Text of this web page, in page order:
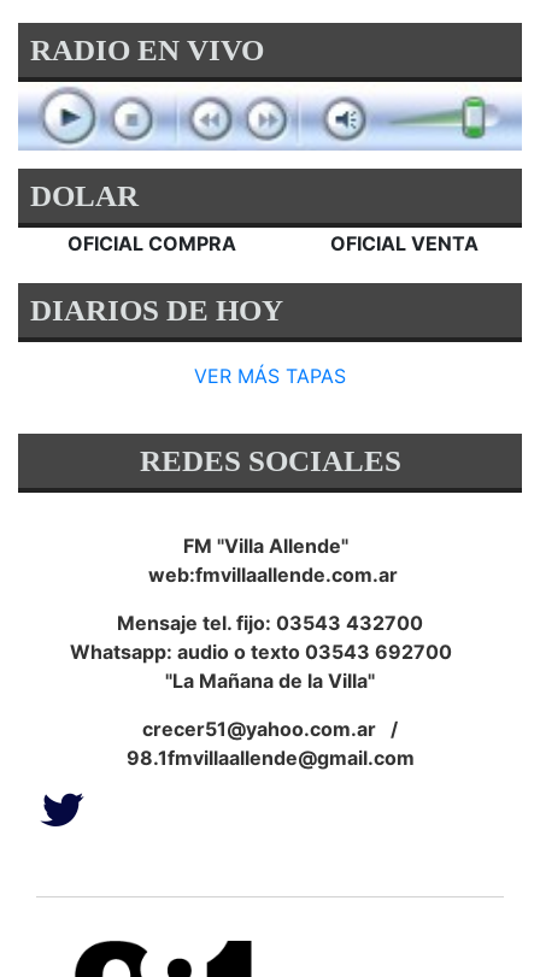
RADIO EN VIVO
DOLAR
OFICIAL COMPRA OFICIAL VENTA
DIARIOS DE HOY
VER MÁS TAPAS
REDES SOCIALES
FM "Villa Allende"
web:fmvillaallende.com.ar
Mensaje tel. fijo: 03543 432700
Whatsapp: audio o texto 03543 692700
"La Mañana de la Villa"
crecer51@yahoo.com.ar /
98.1fmvillaallende@gmail.com